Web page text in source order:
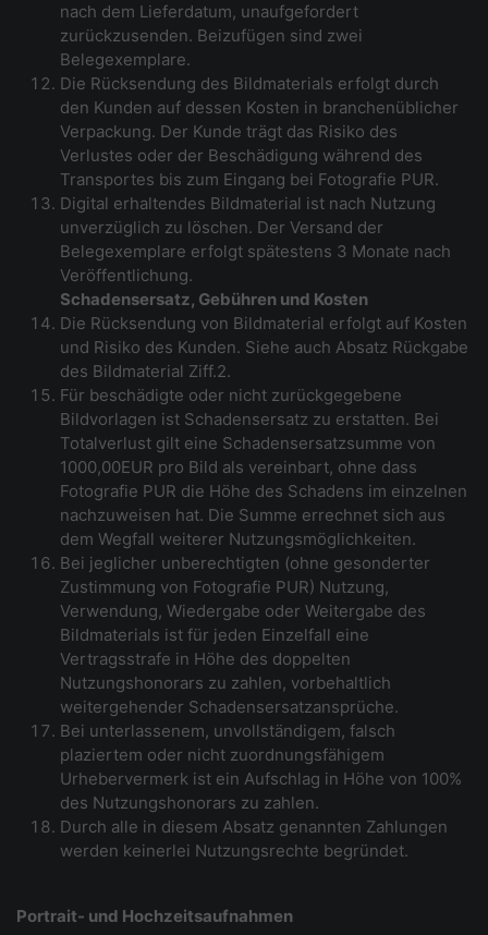
nach dem Lieferdatum, unaufgefordert
zurückzusenden. Beizufügen sind zwei
Belegexemplare.
Die Rücksendung des Bildmaterials erfolgt durch
den Kunden auf dessen Kosten in branchenüblicher
Verpackung. Der Kunde trägt das Risiko des
Verlustes oder der Beschädigung während des
Transportes bis zum Eingang bei Fotografie PUR.
Digital erhaltendes Bildmaterial ist nach Nutzung
unverzüglich zu löschen. Der Versand der
Belegexemplare erfolgt spätestens 3 Monate nach
Veröffentlichung.
Schadensersatz, Gebühren und Kosten
Die Rücksendung von Bildmaterial erfolgt auf Kosten
und Risiko des Kunden. Siehe auch Absatz Rückgabe
des Bildmaterial Ziff.2.
Für beschädigte oder nicht zurückgegebene
Bildvorlagen ist Schadensersatz zu erstatten. Bei
Totalverlust gilt eine Schadensersatzsumme von
1000,00EUR pro Bild als vereinbart, ohne dass
Fotografie PUR die Höhe des Schadens im einzelnen
nachzuweisen hat. Die Summe errechnet sich aus
dem Wegfall weiterer Nutzungsmöglichkeiten.
Bei jeglicher unberechtigten (ohne gesonderter
Zustimmung von Fotografie PUR) Nutzung,
Verwendung, Wiedergabe oder Weitergabe des
Bildmaterials ist für jeden Einzelfall eine
Vertragsstrafe in Höhe des doppelten
Nutzungshonorars zu zahlen, vorbehaltlich
weitergehender Schadensersatzansprüche.
Bei unterlassenem, unvollständigem, falsch
plaziertem oder nicht zuordnungsfähigem
Urhebervermerk ist ein Aufschlag in Höhe von 100%
des Nutzungshonorars zu zahlen.
Durch alle in diesem Absatz genannten Zahlungen
werden keinerlei Nutzungsrechte begründet.
Portrait- und Hochzeitsaufnahmen